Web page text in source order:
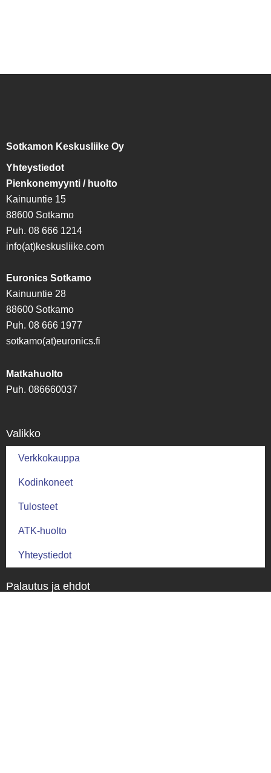
Sotkamon Keskusliike Oy
Yhteystiedot
Pienkonemyynti / huolto
Kainuuntie 15
88600 Sotkamo
Puh. 08 666 1214
info(at)keskusliike.com
Euronics Sotkamo
Kainuuntie 28
88600 Sotkamo
Puh. 08 666 1977
sotkamo(at)euronics.fi
Matkahuolto
Puh. 086660037
Valikko
Verkkokauppa
Kodinkoneet
Tulosteet
ATK-huolto
Yhteystiedot
Palautus ja ehdot